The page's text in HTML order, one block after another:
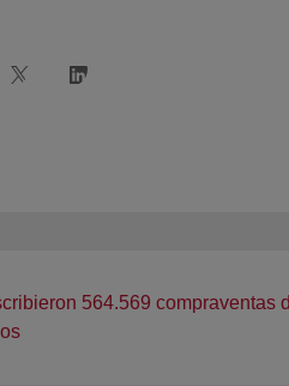
564.569 compraventas